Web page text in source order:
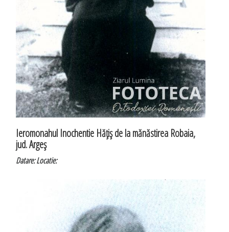
Ieromonahul Inochentie Hăţiş de la mănăstirea Robaia,
jud. Argeş
Datare:Locatie: